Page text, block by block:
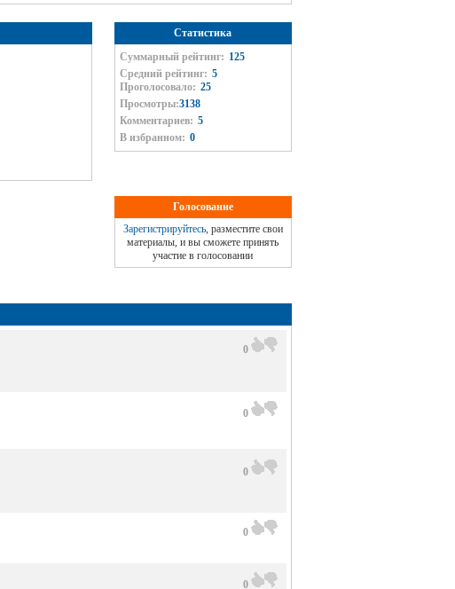
Статистика
Суммарный рейтинг: 125
Средний рейтинг: 5
Проголосовало: 25
Просмотры:3138
Комментариев: 5
В избранном: 0
Голосование
Зарегистрируйтесь, разместите свои
материалы, и вы сможете принять
участие в голосовании
0
0
0
0
0